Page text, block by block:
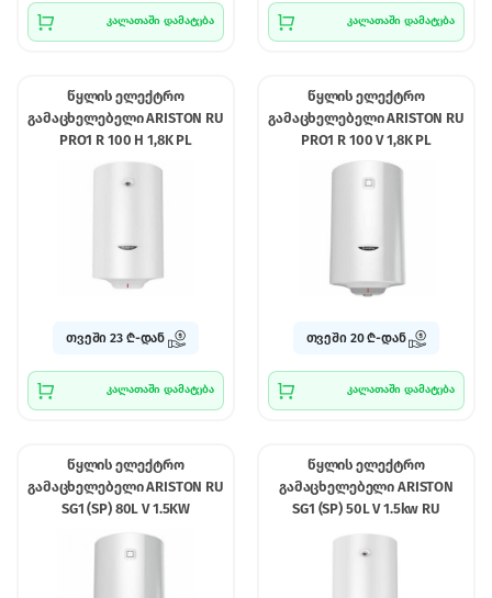
კალათაში დამატება კალათაში დამატება
წყლის ელექტრო
გამაცხელებელი ARISTON RU
PRO1 R 100 H 1,8K PL
თვეში 23 ₾-დან
კალათაში დამატება
წყლის ელექტრო
გამაცხელებელი ARISTON RU
PRO1 R 100 V 1,8K PL
თვეში 20 ₾-დან
კალათაში დამატება
წყლის ელექტრო
გამაცხელებელი ARISTON RU
SG1 (SP) 80L V 1.5KW
წყლის ელექტრო
გამაცხელებელი ARISTON
SG1 (SP) 50L V 1.5kw RU